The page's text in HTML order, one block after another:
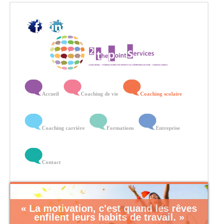
Accueil Coaching de vie Coaching scolaire
Coaching carrière Formations Entreprise
Contact
« Tout le monde est un génie. Mais si
vous jugez un poisson sur sa capacité